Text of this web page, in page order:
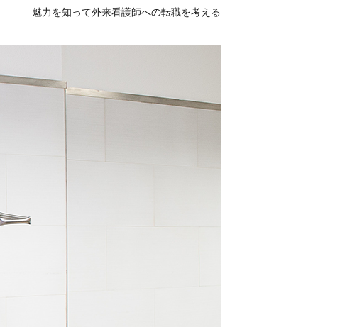
魅力を知って外来看護師への転職を考える